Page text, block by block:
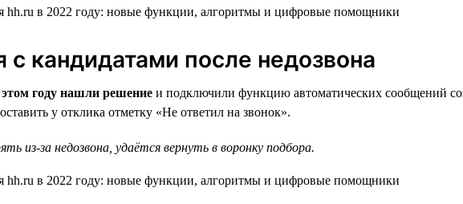
кандидатами после недозвона
этом году нашли решение и подключили функцию автоматических сообщений
у отклика отметку «Не ответил на звонок».
из-за недозвона, удаётся вернуть в воронку подбора.